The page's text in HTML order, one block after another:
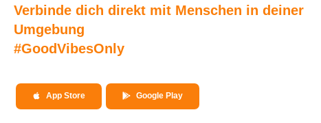
Verbinde dich direkt mit Menschen in deiner
Umgebung
#GoodVibesOnly
App Store Google Play